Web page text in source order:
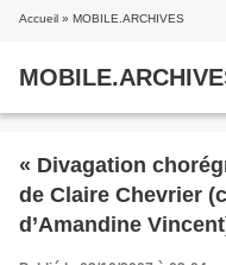
Accueil » MOBILE.ARCHIVES
« Divagation
de Claire Chevrier
d’Amandine